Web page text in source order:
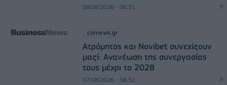
08/08/2026 - 06:51
csrnews.gr
Ατρόμητος και Novibet συνεχίζουν
μαζί: Ανανέωση της συνεργασίας
τους μέχρι το 2028
07/08/2026 - 08:52